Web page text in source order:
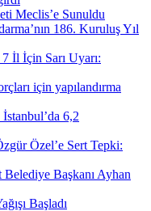
Meclis’e Sunuldu
186. Kuruluş Yıl
İl İçin Sarı Uyarı:
için yapılandırma
6,2
Özel’e Sert Tepki:
Başkanı Ayhan
Başladı